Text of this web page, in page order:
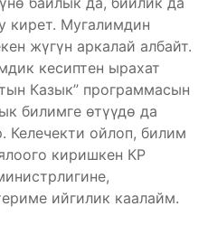
кирет. Мугалимдин
жүгүн аркалай албайт.
кесиптен ырахат
Казык” программасын
билимге өтүүдө да
Келечекти ойлоп, билим
киришкен КР
ийгилик каалайм.